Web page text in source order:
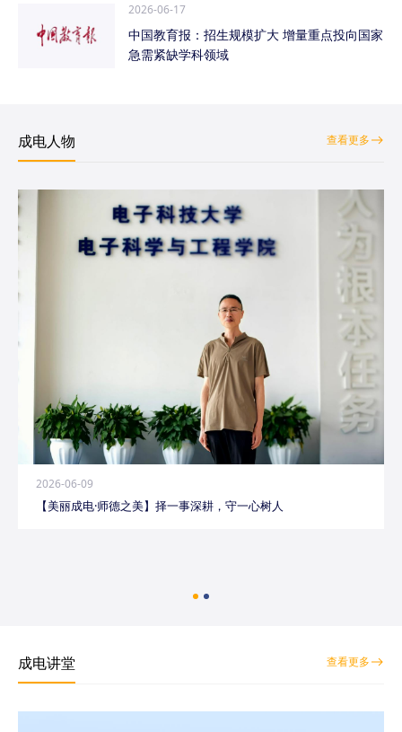
2026-06-17
中国教育报：招生规模扩大 增量重点投向国家
急需紧缺学科领域
成电人物 查看更多
2026-06-09
【美丽成电·师德之美】择一事深耕，守一心树人
成电讲堂 查看更多